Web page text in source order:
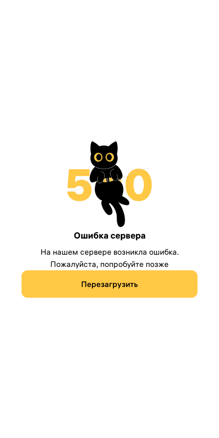
Ошибка сервера
На нашем сервере возникла ошибка.
Пожалуйста, попробуйте позже
Перезагрузить